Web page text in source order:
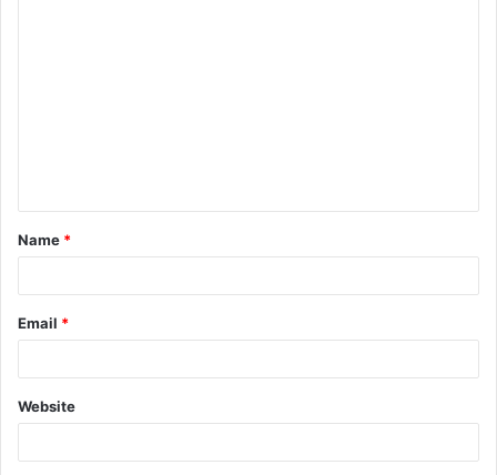
Name *
Email *
Website